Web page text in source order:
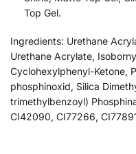
Top Gel.
Ingredients: Urethane
Urethane Acrylate,
Cyclohexylphenyl-Ketone,
phosphinoxid, Silica
trimethylbenzoyl)
CI42090, CI77266,